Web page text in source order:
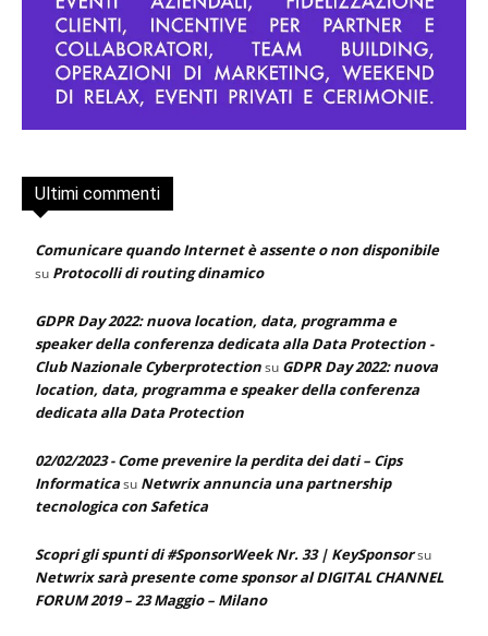
Ultimi commenti
Comunicare quando Internet è assente o non disponibile
su Protocolli di routing dinamico
GDPR Day 2022: nuova location, data, programma e
speaker della conferenza dedicata alla Data Protection -
Club Nazionale Cyberprotectionsu GDPR Day 2022: nuova
location, data, programma e speaker della conferenza
dedicata alla Data Protection
02/02/2023 - Come prevenire la perdita dei dati – Cips
Informaticasu Netwrix annuncia una partnership
tecnologica con Safetica
Scopri gli spunti di #SponsorWeek Nr. 33 | KeySponsorsu
Netwrix sarà presente come sponsor al DIGITAL CHANNEL
FORUM 2019 – 23 Maggio – Milano